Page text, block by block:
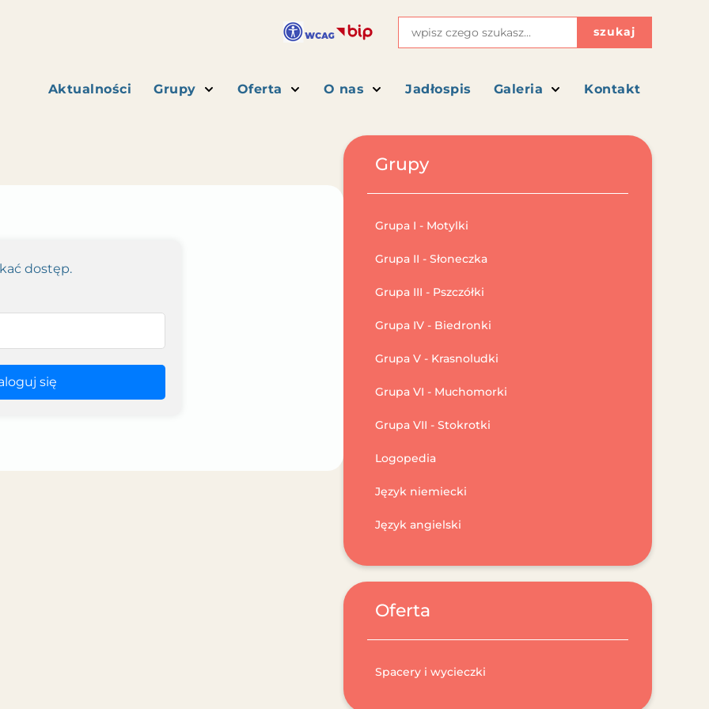
szukaj
Aktualności Grupy Oferta O nas Jadłospis Galeria Kontakt
Grupy
Grupa I - Motylki
Grupa II - Słoneczka
Grupa III - Pszczółki
Grupa IV - Biedronki
Grupa V - Krasnoludki
Grupa VI - Muchomorki
Grupa VII - Stokrotki
Logopedia
Język niemiecki
Język angielski
Oferta
Spacery i wycieczki
dostęp.
się